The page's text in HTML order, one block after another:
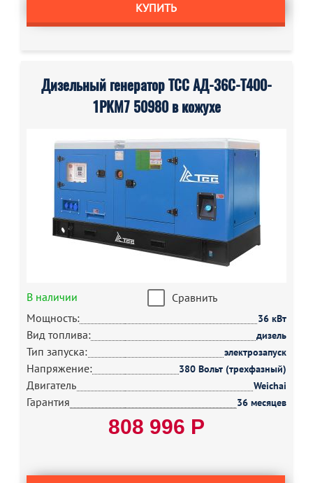
КУПИТЬ
Дизельный генератор ТСС АД-36С-Т400-
1РКМ7 50980 в кожухе
В наличии
Сравнить
Мощность:
36 кВт
Вид топлива: дизель
Тип запуска: электрозапуск
Напряжение: 380 Вольт (трехфазный)
Двигатель Weichai
Гарантия 36 месяцев
808 996 Р